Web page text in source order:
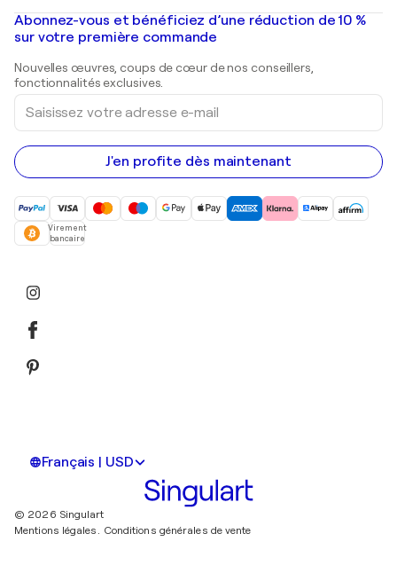
Mr. Brainwash
Shepard Fairey
Peintures de paysage
Estampes
Peintures acryliques
Galeries d'art en France
Galeries d'art en Belgique
Abonnez-vous et bénéficiez d’une réduction de 10 %
sur votre première commande
Nouvelles œuvres, coups de cœur de nos conseillers,
fonctionnalités exclusives.
Saisissez
votre
adresse
e-
mail
J'en profite dès maintenant
Virement
bancaire
Français | USD
© 2026 Singulart
Mentions légales.
Conditions générales de vente